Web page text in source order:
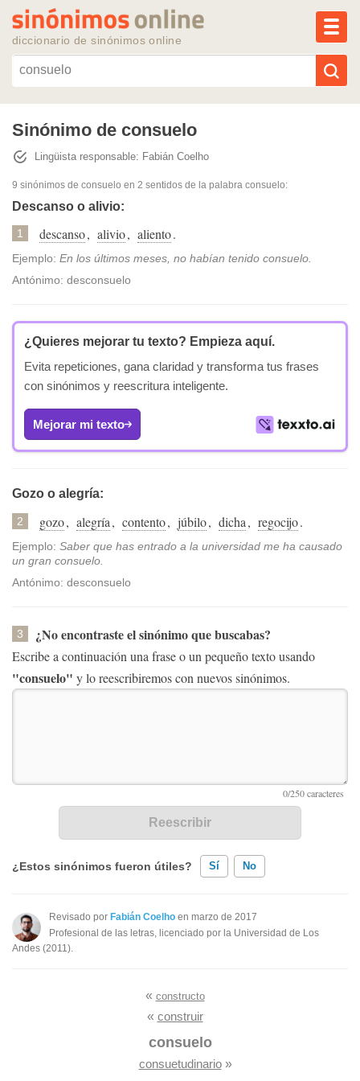
diccionario de sinónimos online
Reescribir texto con IA
Sinónimos populares
Temas recientes
Sinónimo de consuelo
Lingüista responsable: Fabián Coelho
9 sinónimos de consuelo en 2 sentidos de la palabra consuelo:
Descanso o alivio:
1 descanso, alivio, aliento.
Ejemplo: En los últimos meses, no habían tenido consuelo.
Antónimo: desconsuelo
¿Quieres mejorar tu texto? Empieza aquí.
Evita repeticiones, gana claridad y transforma tus frases
con sinónimos y reescritura inteligente.
Mejorar mi texto
Gozo o alegría:
2 gozo, alegría, contento, júbilo, dicha, regocijo.
Ejemplo: Saber que has entrado a la universidad me ha causado
un gran consuelo.
Antónimo: desconsuelo
3 ¿No encontraste el sinónimo que buscabas?
Escribe a continuación una frase o un pequeño texto usando
"consuelo" y lo reescribiremos con nuevos sinónimos.
¿Estos sinónimos fueron útiles? Sí No
Existen sinónimos incorrectos
Ninguno de los sinónimos presentados me ayudó
Revisado por Fabián Coelho en marzo de 2017
Profesional de las letras, licenciado por la Universidad de Los
Andes (2011).
« constructo
« construir
consuelo
consuetudinario»